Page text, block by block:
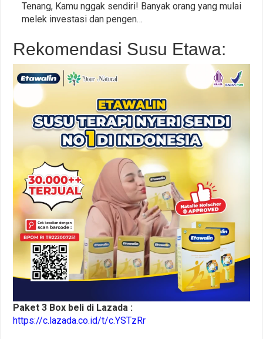
Tenang, Kamu nggak sendiri! Banyak orang yang mulai
melek investasi dan pengen…
Rekomendasi Susu Etawa:
Paket 3 Box beli di Lazada :
https://c.lazada.co.id/t/c.YSTzRr